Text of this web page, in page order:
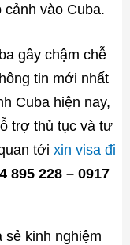
vào Cuba.
gây chậm chễ
tin mới nhất
Cuba hiện nay,
trợ thủ tục và tư
tới xin visa đi
895 228 – 0917
kinh nghiệm